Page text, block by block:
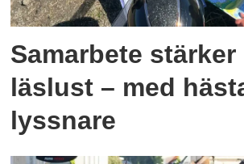
Samarbete stärker
läslust – med
lyssnare